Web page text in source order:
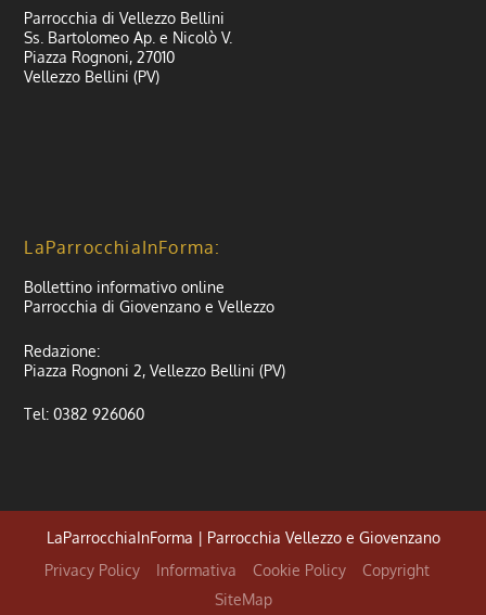
Parrocchia di Vellezzo Bellini
Ss. Bartolomeo Ap. e Nicolò V.
Piazza Rognoni, 27010
Vellezzo Bellini (PV)
LaParrocchiaInForma:
Bollettino informativo online
Parrocchia di Giovenzano e Vellezzo
Redazione:
Piazza Rognoni 2, Vellezzo Bellini (PV)
Tel: 0382 926060
LaParrocchiaInForma | Parrocchia Vellezzo e Giovenzano
Privacy Policy
Informativa Cookie Policy
Copyright
SiteMap